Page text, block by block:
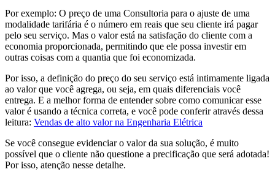
Por exemplo: O preço de uma Consultoria para o ajuste de uma
modalidade tarifária é o número em reais que seu cliente irá pagar
pelo seu serviço. Mas o valor está na satisfação do cliente com a
economia proporcionada, permitindo que ele possa investir em
outras coisas com a quantia que foi economizada.
Por isso, a definição do preço do seu serviço está intimamente ligada
ao valor que você agrega, ou seja, em quais diferenciais você
entrega. E a melhor forma de entender sobre como comunicar esse
valor é usando a técnica correta, e você pode conferir através dessa
leitura: Vendas de alto valor na Engenharia Elétrica
Se você consegue evidenciar o valor da sua solução, é muito
possível que o cliente não questione a precificação que será adotada!
Por isso, atenção nesse detalhe.